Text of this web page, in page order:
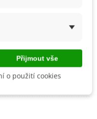
F1
Přijmout vše
o použití cookies